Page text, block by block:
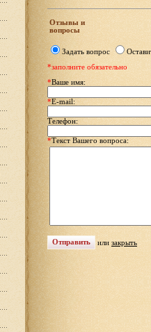
Отзывы и
вопросы
Задать вопрос
*заполните обязательно
*Ваше имя:
*E-mail:
Телефон:
*Текст Вашего вопроса:
или закрыть